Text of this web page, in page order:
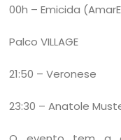
00h – Emicida
Palco VILLAGE
21:50 – Veronese
23:30 – Anatole